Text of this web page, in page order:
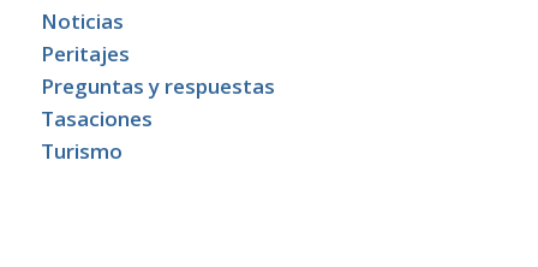
Noticias
Peritajes
Preguntas y respuestas
Tasaciones
Turismo